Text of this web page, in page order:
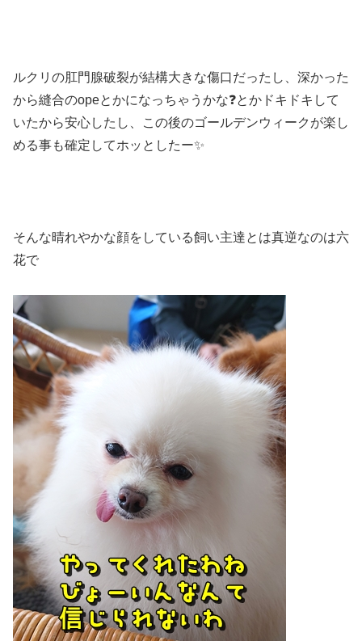
ルクリの肛門腺破裂が結構大きな傷口だったし、深かった
から縫合のopeとかになっちゃうかな❓とかドキドキして
いたから安心したし、この後のゴールデンウィークが楽し
める事も確定してホッとしたー✨
そんな晴れやかな顔をしている飼い主達とは真逆なのは六
花で